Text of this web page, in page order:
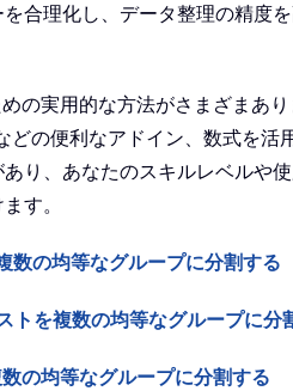
合理化し、データ整理の精度
の実用的な方法がさまざまあ
の便利なアドイン、数式を活
り、あなたのスキルレベルや
す。
数の均等なグループに分割する
を複数の均等なグループに分
の均等なグループに分割する